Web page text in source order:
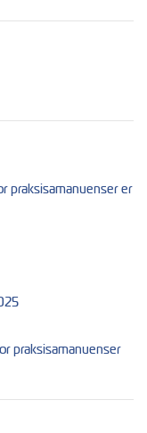
praksisamanuenser er
praksisamanuenser